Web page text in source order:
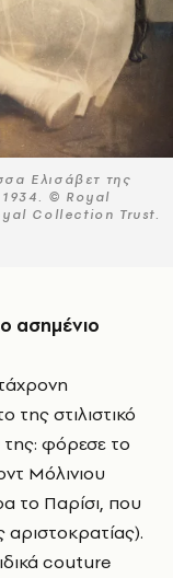
Ελισάβετ της
© Royal
Collection Trust.
της στιλιστικό
της: φόρεσε το
Μόλινιου
το Παρίσι, που
αριστοκρατίας).
couture